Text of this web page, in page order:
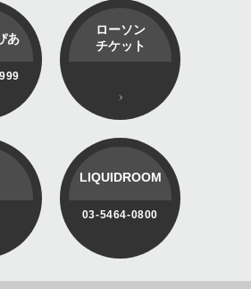
あ
ローソン
チケット
LIQUIDROOM
03-5464-0800